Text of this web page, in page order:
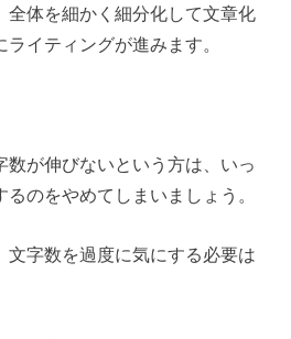
全体を細かく細分化して文章化
イティングが進みます。
数が伸びないという方は、いっ
のをやめてしまいましょう。
文字数を過度に気にする必要は